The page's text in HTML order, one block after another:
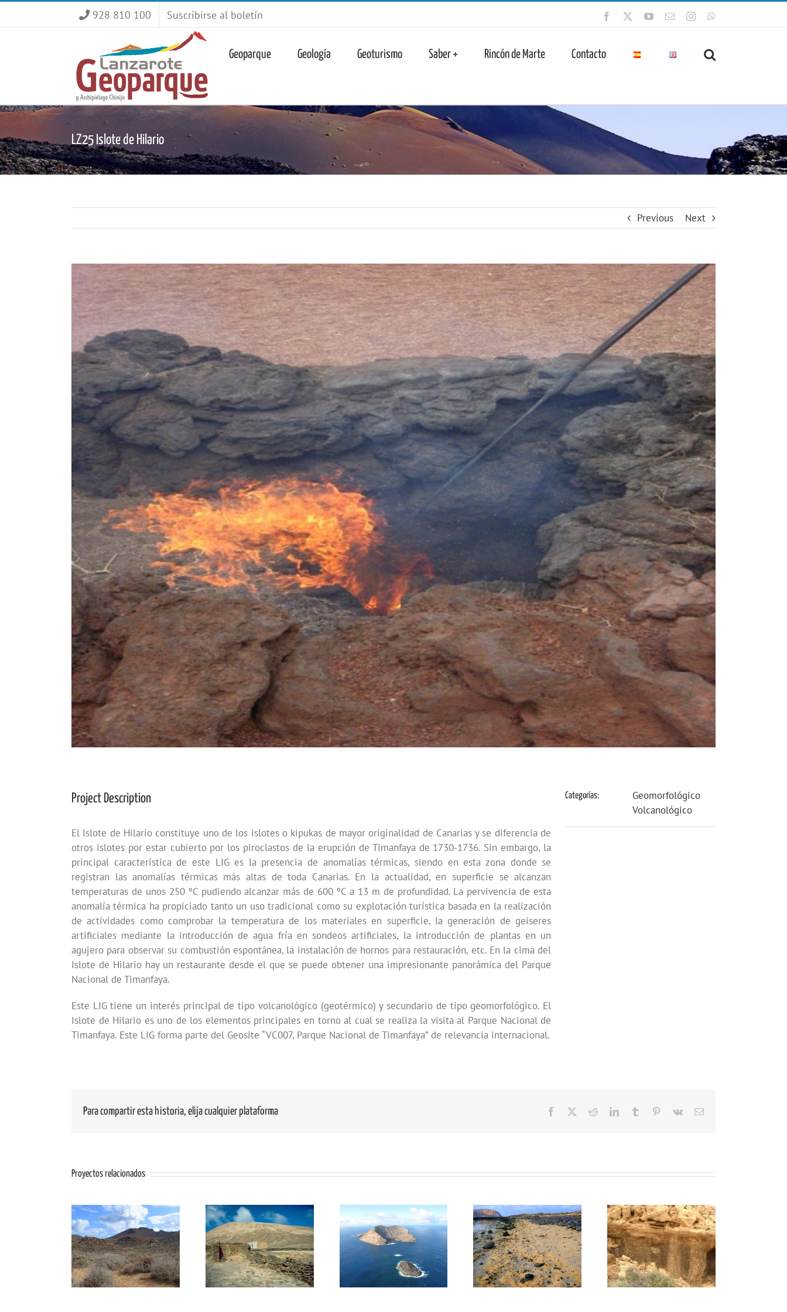
928 810 100 Suscribirse al boletín Facebook YouTube
CorreoInstagram
Geoparque Geología Geoturismo Saber + Rincón de Marte Contacto
LZ25 Islote de Hilario
Previous Next
Larger
Image
Project Description
El Islote de Hilario constituye uno de los islotes o kipukas de mayor originalidad de Canarias y se diferencia de
otros islotes por estar cubierto por los piroclastos de la erupción de Timanfaya de 1730-1736. Sin embargo, la
principal característica de este LIG es la presencia de anomalías térmicas, siendo en esta zona donde se
registran las anomalías térmicas más altas de toda Canarias. En la actualidad, en superficie se alcanzan
temperaturas de unos 250 ºC pudiendo alcanzar más de 600 ºC a 13 m de profundidad. La pervivencia de esta
anomalía térmica ha propiciado tanto un uso tradicional como su explotación turística basada en la realización
de actividades como comprobar la temperatura de los materiales en superficie, la generación de geiseres
artificiales mediante la introducción de agua fría en sondeos artificiales, la introducción de plantas en un
agujero para observar su combustión espontánea, la instalación de hornos para restauración, etc. En la cima del
Islote de Hilario hay un restaurante desde el que se puede obtener una impresionante panorámica del Parque
Nacional de Timanfaya.
Este LIG tiene un interés principal de tipo volcanológico (geotérmico) y secundario de tipo geomorfológico. El
Islote de Hilario es uno de los elementos principales en torno al cual se realiza la visita al Parque Nacional de
Timanfaya. Este LIG forma parte del Geosite “VC007, Parque Nacional de Timanfaya” de relevancia internacional.
Categorías:
Geomorfológico
Volcanológico
Para compartir esta historia, elija cualquier plataforma Facebook RedditLinkedInTumblr Pinterest
Vk
Correo
Proyectos relacionados
LIG AL02: La Caldera
MC01: Montaña Clara-
Roque del Este
GR01 Costa de Los
Resbalajes
GR02 Barranco de Los
Conejos
LIG AL01: Malpaís del
Norte